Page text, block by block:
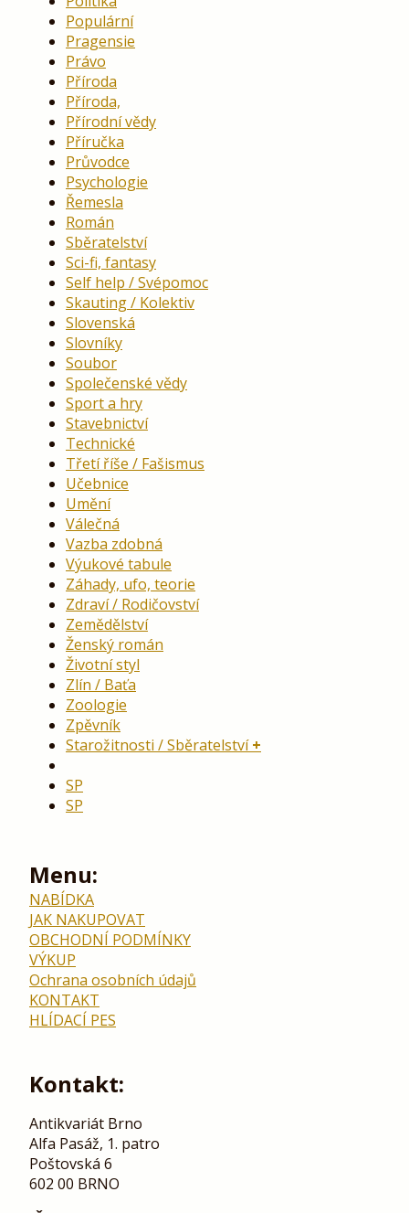
Populární
Pragensie
Právo
Příroda
Příroda,
Přírodní vědy
Příručka
Průvodce
Psychologie
Řemesla
Román
Sběratelství
Sci-fi, fantasy
Self help / Svépomoc
Skauting / Kolektiv
Slovenská
Slovníky
Soubor
Společenské vědy
Sport a hry
Stavebnictví
Technické
Třetí říše / Fašismus
Učebnice
Umění
Válečná
Vazba zdobná
Výukové tabule
Záhady, ufo, teorie
Zdraví / Rodičovství
Zemědělství
Ženský román
Životní styl
Zlín / Baťa
Zoologie
Zpěvník
Starožitnosti / Sběratelství
SP
SP
Menu:
NABÍDKA
JAK NAKUPOVAT
OBCHODNÍ PODMÍNKY
VÝKUP
Ochrana osobních údajů
KONTAKT
HLÍDACÍ PES
Kontakt:
Antikvariát Brno
Alfa Pasáž, 1. patro
Poštovská 6
602 00 BRNO